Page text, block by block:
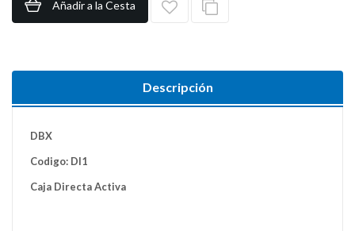
Añadir a la Cesta
Descripción
DBX
Codigo: DI1
Caja Directa Activa